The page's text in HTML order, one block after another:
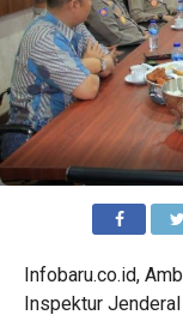
Infobaru.co.id,
Inspektur